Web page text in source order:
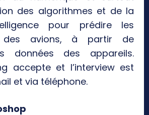
des algorithmes et de la
pour prédire les
des avions, à partir de
données des appareils.
accepte et l’interview est
et via téléphone.